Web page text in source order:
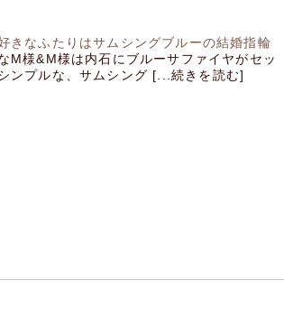
きなふたりはサムシングブルーの結婚指輪
M様&M様は内石にブルーサファイヤがセッ
ンプルな、サムシング [...続きを読む]